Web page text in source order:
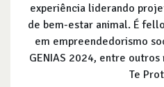
experiência liderando
de bem-estar animal. É
em empreendedorismo
GENIAS 2024, entre
Te